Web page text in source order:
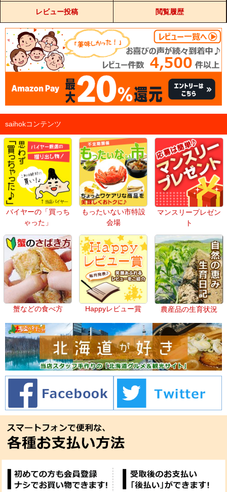
レビュー投稿 閲覧履歴
saihokコンテンツ
バイヤーの「買っち
ゃった」
もったいない市特設
会場
マンスリープレゼン
ト
蟹などの食べ方 Happyレビュー賞 農産品の生育状況